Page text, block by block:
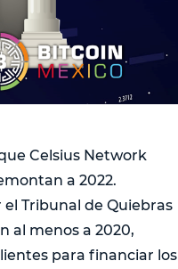
Celsius Network
a 2022.
Tribunal de Quiebras
al menos a 2020,
para financiar los